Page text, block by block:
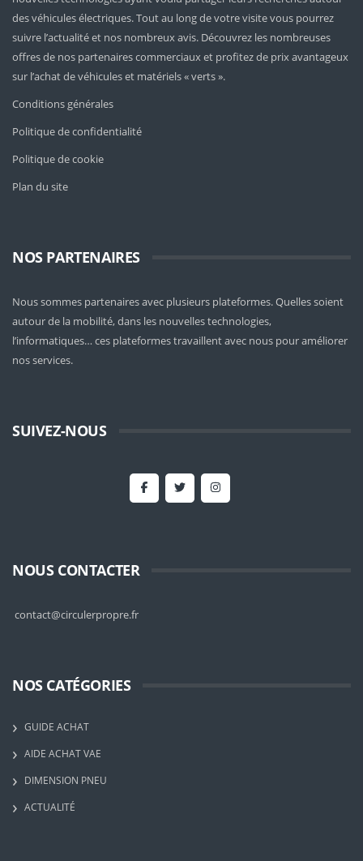
des véhicules électriques. Tout au long de votre visite vous pourrez
suivre l’actualité et nos nombreux avis. Découvrez les nombreuses
offres de nos partenaires commerciaux et profitez de prix avantageux
sur l’achat de véhicules et matériels « verts ».
Conditions générales
Politique de confidentialité
Politique de cookie
Plan du site
NOS PARTENAIRES
Nous sommes partenaires avec plusieurs plateformes. Quelles soient
autour de la mobilité, dans les nouvelles technologies,
l’informatiques… ces plateformes travaillent avec nous pour améliorer
nos services.
SUIVEZ-NOUS
NOUS CONTACTER
contact@circulerpropre.fr
NOS CATÉGORIES
GUIDE ACHAT
AIDE ACHAT VAE
DIMENSION PNEU
ACTUALITÉ